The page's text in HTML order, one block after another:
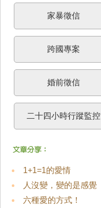
家暴徵信
跨國專案
婚前徵信
二十四小時行蹤監控
1+1=1的愛情
人沒變，變的是感覺
六種愛的方式！